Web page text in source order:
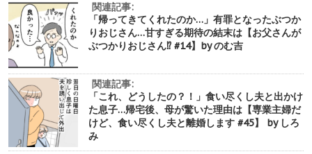
関連記事:
「帰ってきてくれたのか…」有罪となったぶつか
りおじさん…甘すぎる期待の結末は【お父さんが
ぶつかりおじさん⁉︎ #14】by のむ吉
関連記事:
「これ、どうしたの？！」食い尽くし夫と出かけ
た息子…帰宅後、母が驚いた理由は【専業主婦だ
けど、食い尽くし夫と離婚します #45】 by しろ
み